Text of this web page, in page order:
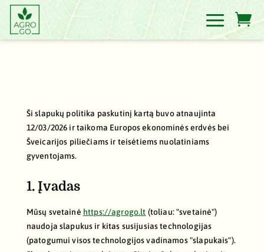

Ši slapukų politika paskutinį kartą buvo atnaujinta
12/03/2026 ir taikoma Europos ekonominės erdvės bei
Šveicarijos piliečiams ir teisėtiems nuolatiniams
gyventojams.
1. Įvadas
Mūsų svetainė https://agrogo.lt (toliau: "svetainė")
naudoja slapukus ir kitas susijusias technologijas
(patogumui visos technologijos vadinamos "slapukais").